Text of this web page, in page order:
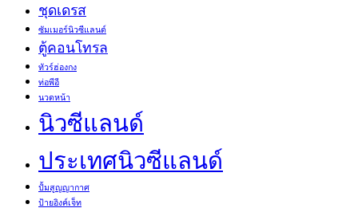
ชุดเดรส
ซัมเมอร์นิวซีแลนด์
ตู้คอนโทรล
ทัวร์ฮ่องกง
ท่อพีอี
นวดหน้า
นิวซีแลนด์
ประเทศนิวซีแลนด์
ปั้มสูญญากาศ
ป้ายอิงค์เจ็ท